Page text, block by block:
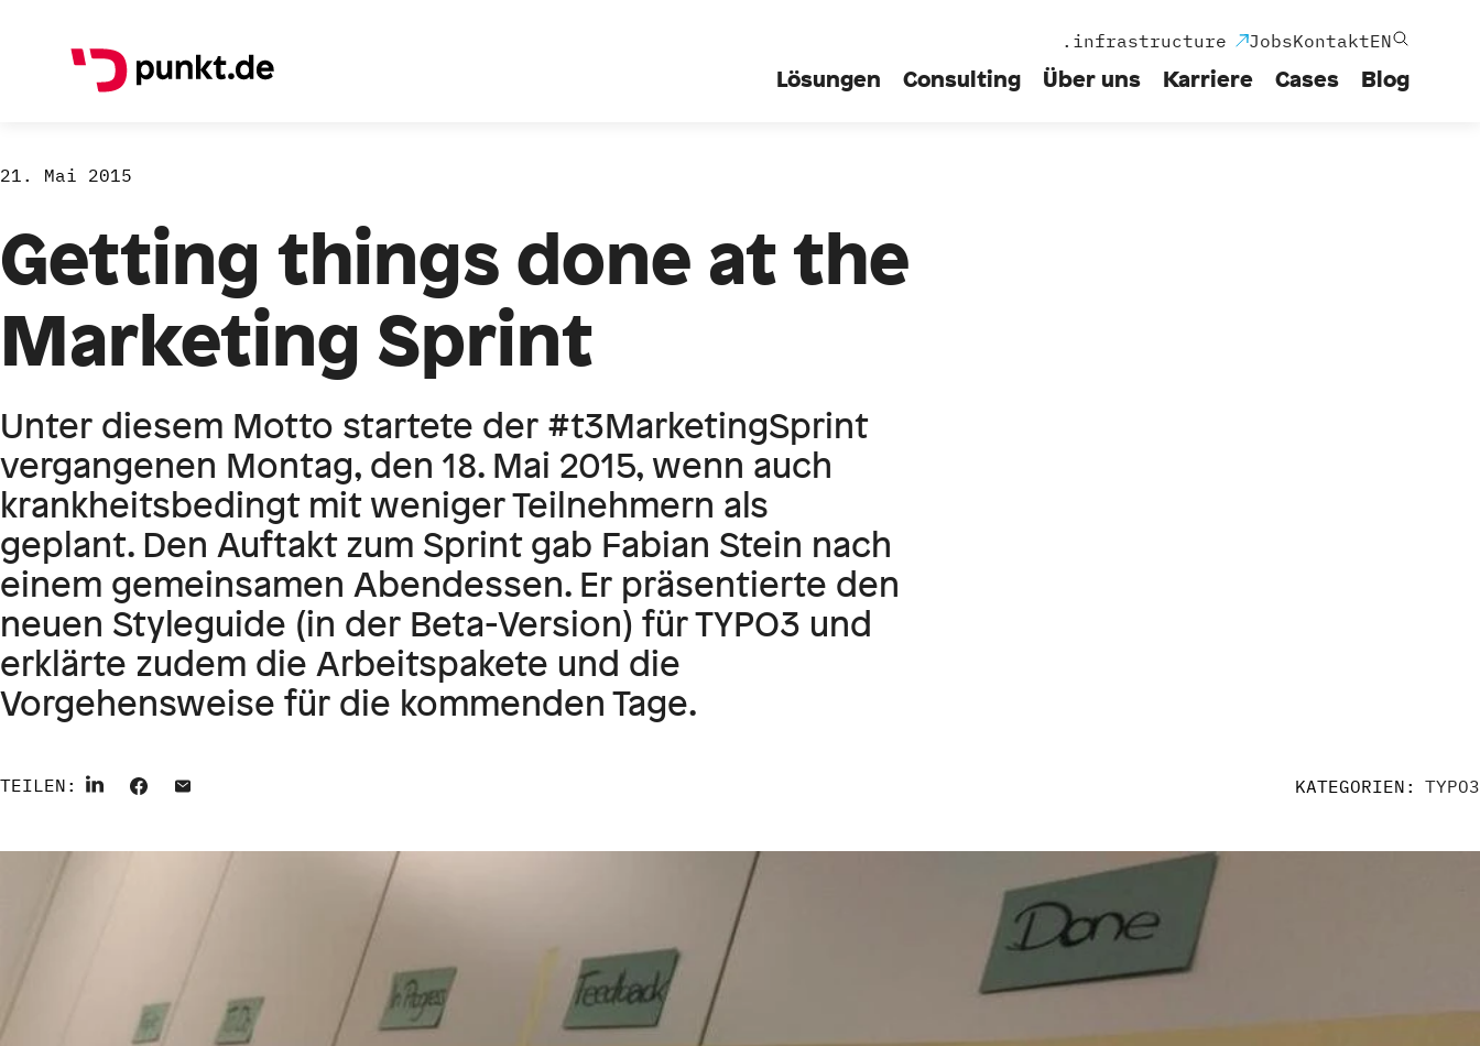
.infrastructure JobsKontaktEN
Lösungen Consulting Über uns Karriere Cases Blog
21. Mai 2015
Getting things done at the
Marketing Sprint
Unter diesem Motto startete der #t3MarketingSprint
vergangenen Montag, den 18. Mai 2015, wenn auch
krankheitsbedingt mit weniger Teilnehmern als
geplant. Den Auftakt zum Sprint gab Fabian Stein nach
einem gemeinsamen Abendessen. Er präsentierte den
neuen Styleguide (in der Beta-Version) für TYPO3 und
erklärte zudem die Arbeitspakete und die
Vorgehensweise für die kommenden Tage.
TEILEN: KATEGORIEN: TYPO3